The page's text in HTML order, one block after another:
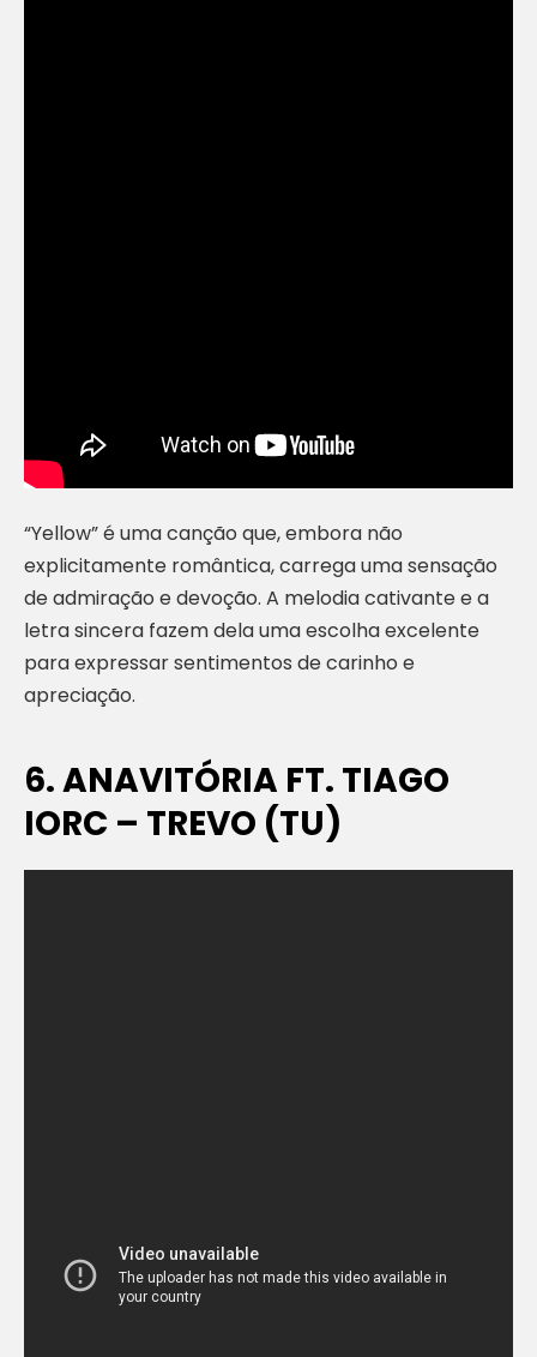
“Yellow” é uma canção que, embora não
explicitamente romântica, carrega uma sensação
de admiração e devoção. A melodia cativante e a
letra sincera fazem dela uma escolha excelente
para expressar sentimentos de carinho e
apreciação.
6. ANAVITÓRIA FT. TIAGO
IORC – TREVO (TU)